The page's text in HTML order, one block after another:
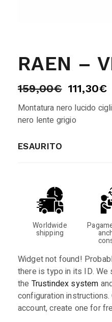
RAEN –
159,00€ 111,30€
Montatura nero lucido
nero lente grigio
ESAURITO
Worldwide
shipping
Widget not found!
there is typo in its ID.
the Trustindex system
configuration
account, create one for